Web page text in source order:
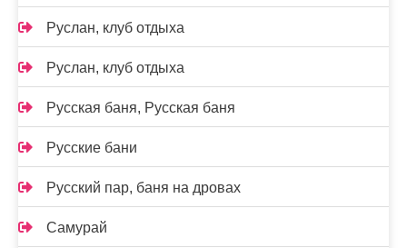
Руслан, клуб отдыха
Руслан, клуб отдыха
Русская баня, Русская баня
Русские бани
Русский пар, баня на дровах
Самурай